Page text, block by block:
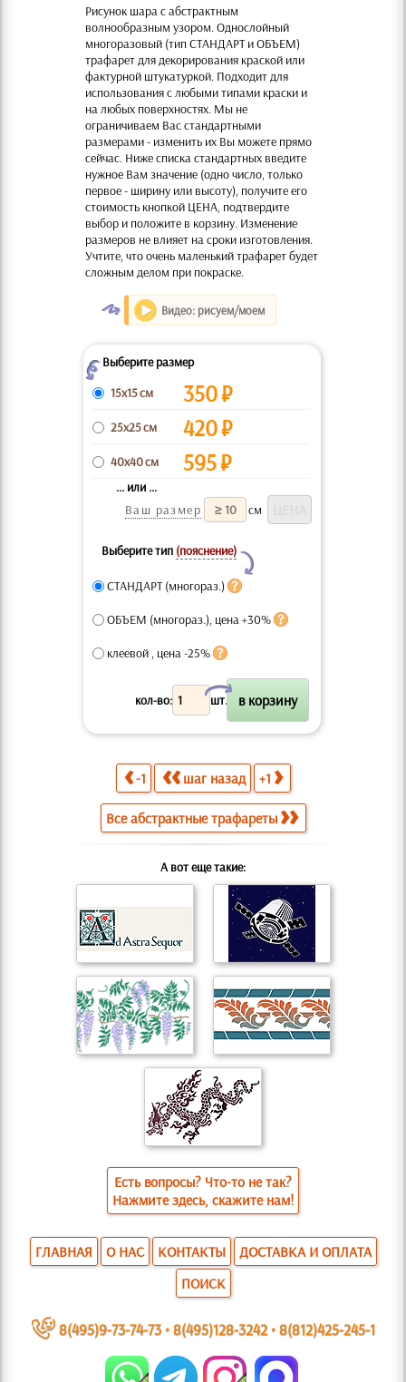
Рисунок шара с абстрактным
волнообразным узором. Однослойный
многоразовый (тип СТАНДАРТ и ОБЪЕМ)
трафарет для декорирования краской или
фактурной штукатуркой. Подходит для
использования с любыми типами краски и
на любых поверхностях. Мы не
ограничиваем Вас стандартными
размерами - изменить их Вы можете прямо
сейчас. Ниже списка стандартных введите
нужное Вам значение (одно число, только
первое - ширину или высоту), получите его
стоимость кнопкой ЦЕНА, подтвердите
выбор и положите в корзину. Изменение
размеров не влияет на сроки изготовления.
Учтите, что очень маленький трафарет будет
сложным делом при покраске.
O Видео: рисуем/моем
ZВыберите размер
15x15 см
350₽
25x25 см 420₽
40x40 см 595₽
... или ...
Ваш размер
см
Выберите тип (пояснение)
Y
СТАНДАРТ (многораз.)
ОБЪЕМ (многораз.), цена +30%
клеевой , цена -25%
кол-во: шт.
X
-1 шаг назад +1
Все абстрактные трафареты
А вот еще такие:
Есть вопросы? Что-то не так?
Нажмите здесь, скажите нам!
ГЛАВНАЯ О НАС КОНТАКТЫ
ДОСТАВКА И ОПЛАТА
ПОИСК
~ 8(495)9-73-74-73•8(495)128-3242•8(812)425-245-1